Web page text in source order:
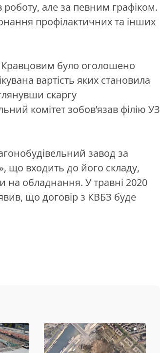
роботу, але за певним графіком.
профілактичних та інших
Кравцовим було оголошено
вартість яких становила
скаргу
комітет зобов’язав філію УЗ
завод за
що входить до його складу,
на обладнання. У травні 2020
що договір з КВБЗ буде